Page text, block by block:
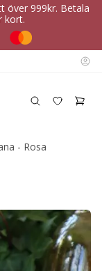
över 999kr. Betala
kort.
- Rosa